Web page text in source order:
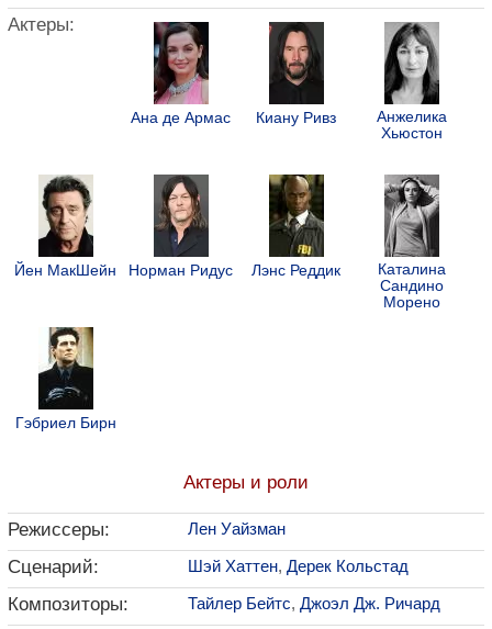
Актеры:
Ана де Армас Киану Ривз
Анжелика
Хьюстон
Йен МакШейн Норман Ридус Лэнс Реддик
Каталина
Сандино
Морено
Гэбриел Бирн
Актеры и роли
Режиссеры: Лен Уайзман
Сценарий: Шэй Хаттен, Дерек Кольстад
Композиторы: Тайлер Бейтс, Джоэл Дж. Ричард